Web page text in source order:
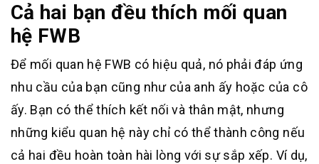
Cả hai bạn đều thích mối quan
hệ FWB
Để mối quan hệ FWB có hiệu quả, nó phải đáp ứng
nhu cầu của bạn cũng như của anh ấy hoặc của cô
ấy. Bạn có thể thích kết nối và thân mật, nhưng
những kiểu quan hệ này chỉ có thể thành công nếu
cả hai đều hoàn toàn hài lòng với sự sắp xếp. Ví dụ,